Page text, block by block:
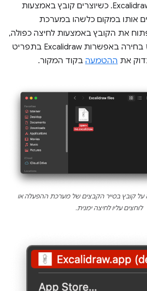
קודם להתקין את Excalidraw. כשיוצרים קובץ באמצעות
אותו במקום כלשהו במערכת
את הקובץ באמצעות לחיצה כפולה,
או לחיצה ימנית ואז בחירה באפשרות Excalidraw בתפריט
את ההטמעה בקוד המקור.
על קובץ בסייר הקבצים של מערכת ההפעלה או
לוחצים עליו לחיצה ימנית.